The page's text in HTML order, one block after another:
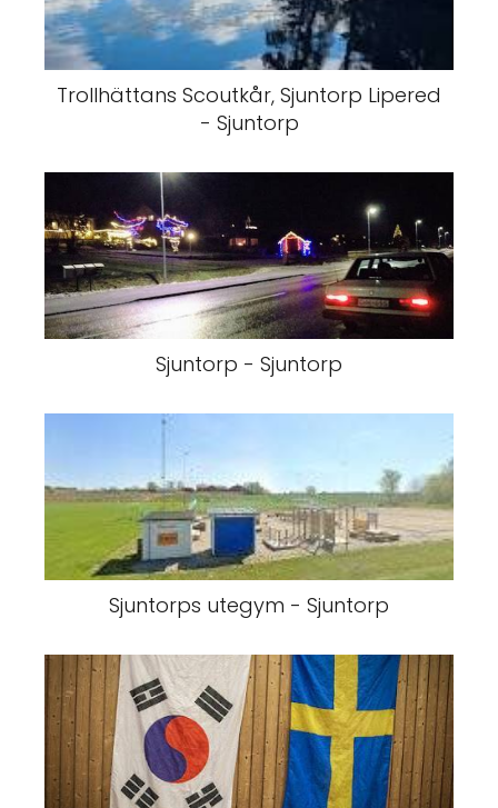
Trollhättans Scoutkår, Sjuntorp Lipered
- Sjuntorp
Sjuntorp - Sjuntorp
Sjuntorps utegym - Sjuntorp